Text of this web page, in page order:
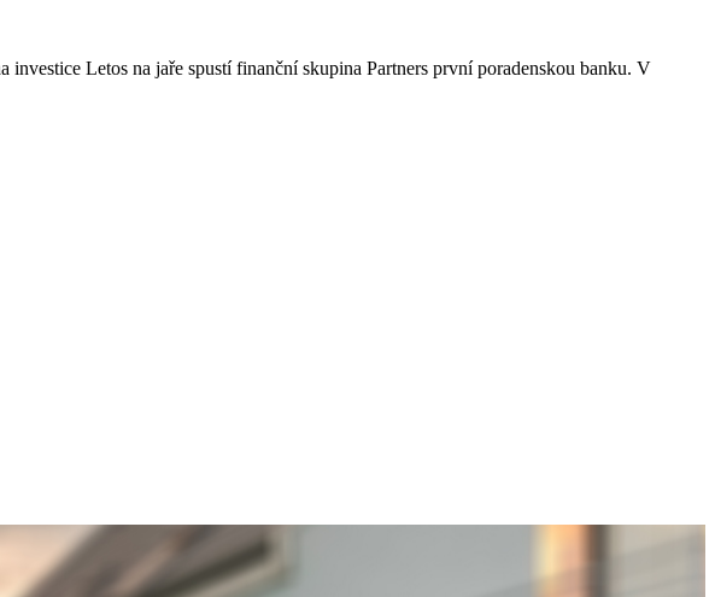
Letos na jaře spustí finanční skupina Partners první poradenskou banku. V